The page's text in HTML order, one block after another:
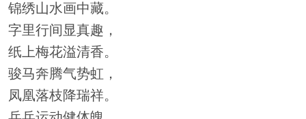
锦绣山水画中藏。
字里行间显真趣，
纸上梅花溢清香。
骏马奔腾气势虹，
凤凰落枝降瑞祥。